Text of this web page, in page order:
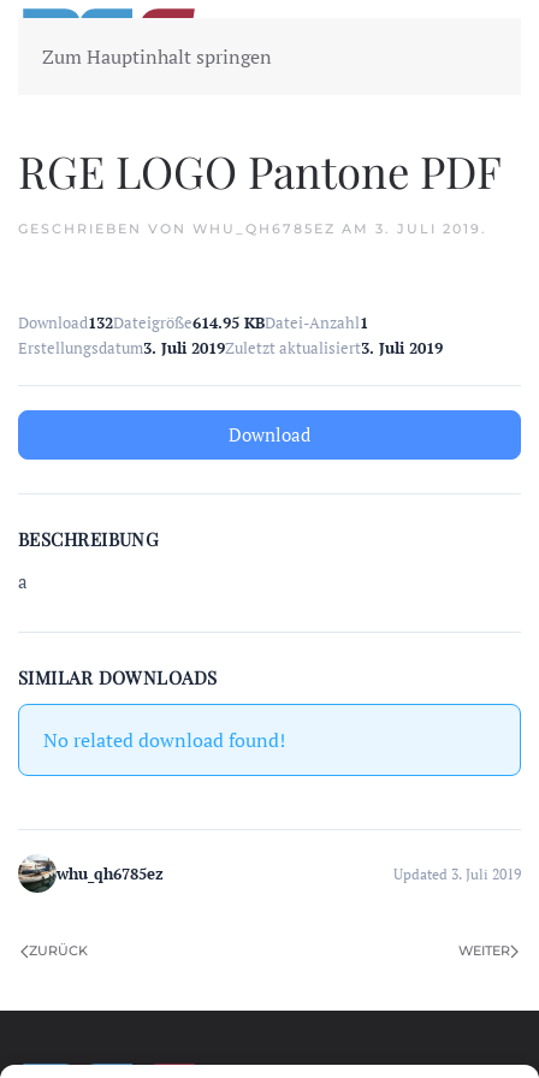
Zum Hauptinhalt springen
RGE LOGO Pantone PDF
GESCHRIEBEN VON WHU_QH6785EZ AM 3. JULI 2019 .
Download132Dateigröße614.95 KBDatei-Anzahl1
Erstellungsdatum3. Juli 2019Zuletzt aktualisiert3. Juli 2019
Download
BESCHREIBUNG
a
SIMILAR DOWNLOADS
No related download found!
whu_qh6785ez Updated 3. Juli 2019
ZURÜCK WEITER